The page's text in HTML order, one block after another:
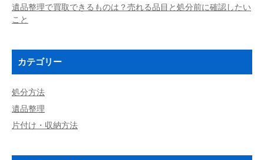
遺品整理で買取できるものは？売れる品目と処分前に確認したい
こと
カテゴリー
処分方法
遺品整理
片付け・収納方法